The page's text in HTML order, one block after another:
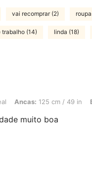
vai recomprar (2)
trabalho (14) linda (18)
125 cm / 49 in, Busto:
Ancas: 125 cm / 49 in
muito boa